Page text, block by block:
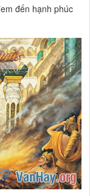
đến hạnh phúc